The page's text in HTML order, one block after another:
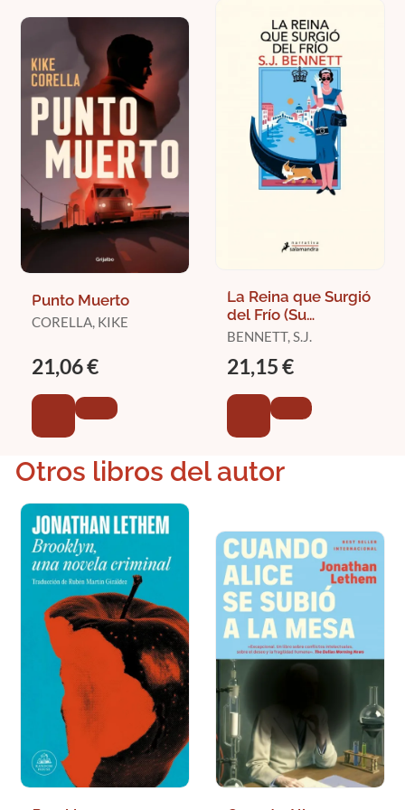
Punto Muerto
CORELLA, KIKE
21,06 €
La Reina que Surgió
del Frío (Su
Majestad, la Reina
BENNETT, S.J.
21,15 €
Otros libros del autor